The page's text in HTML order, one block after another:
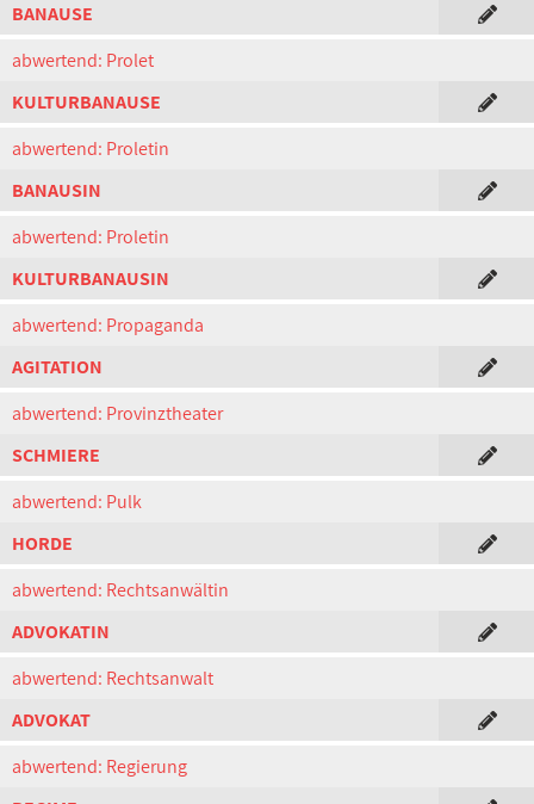
BANAUSE
abwertend: Prolet
KULTURBANAUSE
abwertend: Proletin
BANAUSIN
abwertend: Proletin
KULTURBANAUSIN
abwertend: Propaganda
AGITATION
abwertend: Provinztheater
SCHMIERE
abwertend: Pulk
HORDE
abwertend: Rechtsanwältin
ADVOKATIN
abwertend: Rechtsanwalt
ADVOKAT
abwertend: Regierung